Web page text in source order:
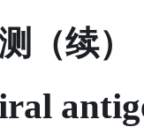
（续）